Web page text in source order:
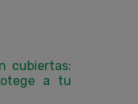
cubiertas:
a tu